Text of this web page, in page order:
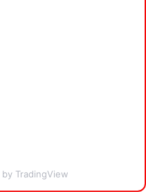
by TradingView